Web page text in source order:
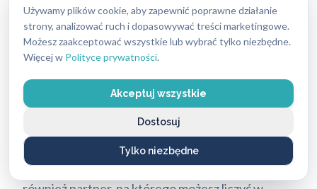
Używamy plików cookie, aby zapewnić poprawne działanie
strony, analizować ruch i dopasowywać treści marketingowe.
Możesz zaakceptować wszystkie lub wybrać tylko niezbędne.
Więcej w Polityce prywatności.
Akceptuj wszystkie
Tylko niezbędne
Dostosuj
Doradztwo
OPIS
662 869 662
Pamiętaj, że naszepogotowie zamkowe
to nie tylko szybka reakcja na nagłe zdarzenia. To